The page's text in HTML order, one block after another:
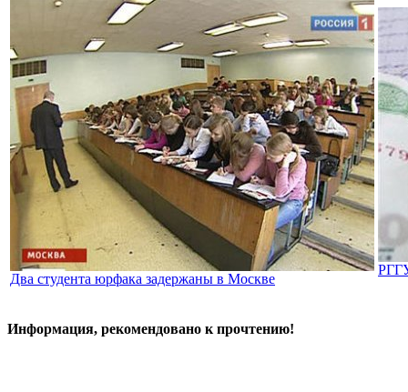
Два студента юрфака задержаны в Москве
Информация, рекомендовано к прочтению!